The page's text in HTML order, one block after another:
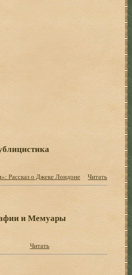
Рассказ о Джеке Лондоне Читать
и Мемуары
Читать